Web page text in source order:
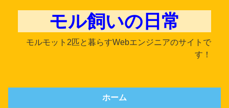
モル飼いの日常
モルモット2匹と暮らすWebエンジニアのサイトで
す！
ホーム